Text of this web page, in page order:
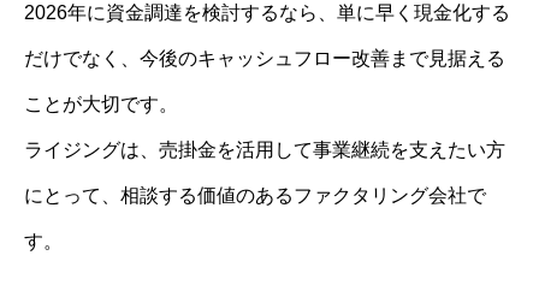
2026年に資金調達を検討するなら、単に早く現金化する
だけでなく、今後のキャッシュフロー改善まで見据える
ことが大切です。
ライジングは、売掛金を活用して事業継続を支えたい方
にとって、相談する価値のあるファクタリング会社で
す。